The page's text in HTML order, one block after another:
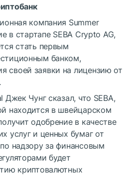
компания Summer
в стартапе SEBA Crypto AG,
стать первым
банком,
заявки на лицензию от
Чунг сказал, что SEBA,
находится в швейцарском
одобрение в качестве
услуг и ценных бумаг от
надзору за финансовым
будет
криптовалютных